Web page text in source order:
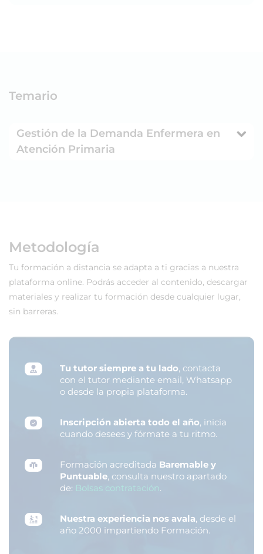
Temario
Gestión de la Demanda Enfermera en
Atención Primaria
Metodología
Tu formación a distancia se adapta a ti gracias a nuestra
plataforma online. Podrás acceder al contenido, descargar
materiales y realizar tu formación desde cualquier lugar,
sin barreras.
Tu tutor siempre a tu lado, contacta
con el tutor mediante email, Whatsapp
o desde la propia plataforma.
Inscripción abierta todo el año, inicia
cuando desees y fórmate a tu ritmo.
Formación acreditada Baremable y
Puntuable, consulta nuestro apartado
de: Bolsas contratación.
Nuestra experiencia nos avala, desde el
año 2000 impartiendo Formación.